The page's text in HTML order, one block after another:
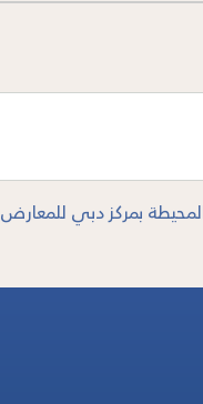
بمركز دبي للمعارض